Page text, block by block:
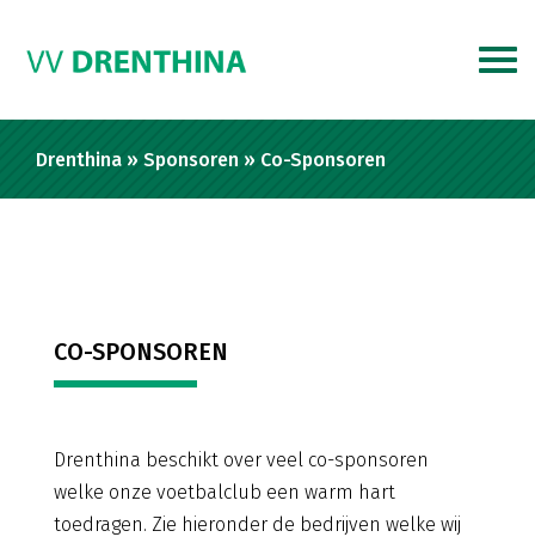
Drenthina » Sponsoren » Co-Sponsoren
CO-SPONSOREN
Drenthina beschikt over veel co-sponsoren
welke onze voetbalclub een warm hart
toedragen. Zie hieronder de bedrijven welke wij